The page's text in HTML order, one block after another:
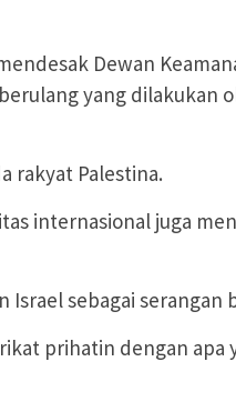
Dewan
yang dilakukan
rakyat Palestina.
internasional juga
sebagai serangan
prihatin dengan apa